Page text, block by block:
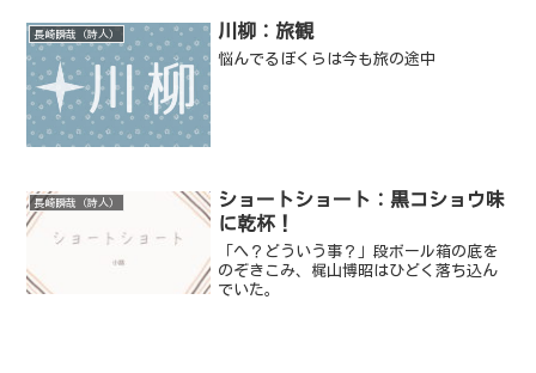
長崎瞬哉（詩人） 川柳：旅観
悩んでるぼくらは今も旅の途中
長崎瞬哉（詩人）
ショートショート：黒コショウ味
に乾杯！
「へ？どういう事？」段ボール箱の底を
のぞきこみ、梶山博昭はひどく落ち込ん
でいた。